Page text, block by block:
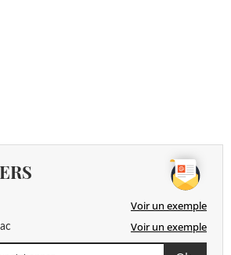
Voir un exemple
Voir un exemple